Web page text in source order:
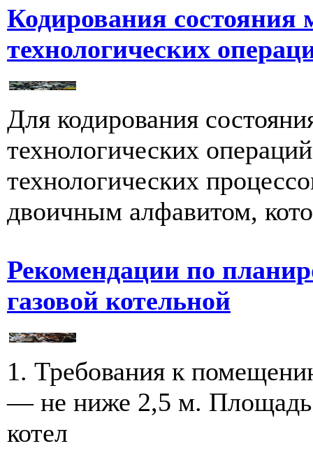
Кодирования состояния
технологических
Для кодирования
технологических
технологических
двоичным алфавитом,
Рекомендации по
газовой котельной
1. Требования к
— не ниже 2,5 м.
котел